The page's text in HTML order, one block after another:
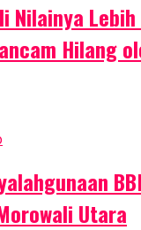
Nilainya
Hilang
Utara